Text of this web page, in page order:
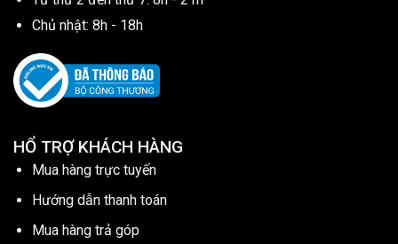
Chủ nhật: 8h - 18h
HỔ TRỢ KHÁCH HÀNG
Mua hàng trực tuyến
Hướng dẫn thanh toán
Mua hàng trả góp